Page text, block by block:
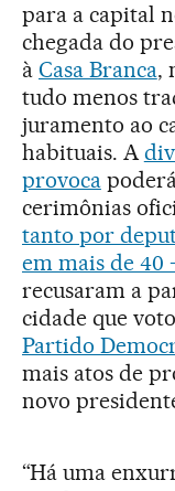
para a capital
chegada do
à Casa Branca,
tudo menos
juramento ao
habituais. A
provoca
cerimônias
tanto por
em mais de 40
recusaram a
cidade que
Partido
mais atos de
novo
“Há uma